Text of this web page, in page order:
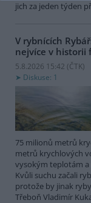
jich za jeden týden
V rybnících
nejvíce v historii
5.8.2026 15:42 (ČTK)
Diskuse: 1
75 milionů metrů
metrů krychlových
vysokým teplotám a
Kvůli suchu začali
protože by jinak
Třeboň Vladimír